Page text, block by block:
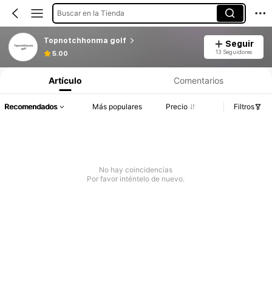
Buscar en la Tienda
Topnotchhonma golf
5.00
Seguir
13 Seguidores
Artículo Comentarios
Recomendados Más populares Precio Filtros
No hay coincidencias
Por favor inténtelo de nuevo.